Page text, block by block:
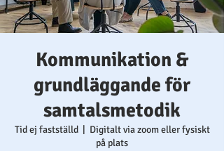
Kommunikation &
grundläggande för
samtalsmetodik
Tid ej fastställd
  |
Digitalt via zoom eller fysiskt
på plats